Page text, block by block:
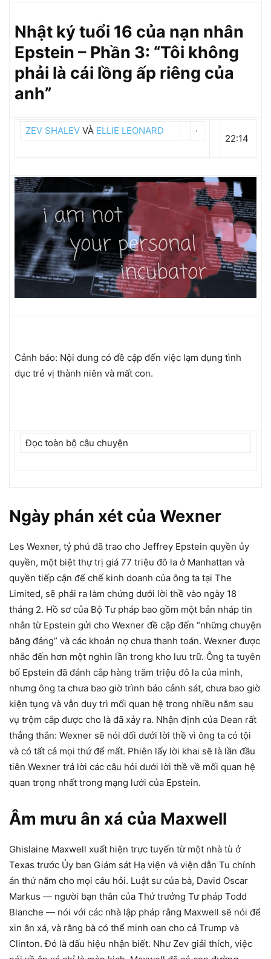
Nhật ký tuổi 16 của nạn nhân
Epstein – Phần 3: “Tôi không
phải là cái lồng ấp riêng của
anh”
ZEV SHALEV VÀ ELLIE LEONARD ·
22:14
Cảnh báo: Nội dung có đề cập đến việc lạm dụng tình
dục trẻ vị thành niên và mất con.
Đọc toàn bộ câu chuyện
Ngày phán xét của Wexner
Les Wexner, tỷ phú đã trao cho Jeffrey Epstein quyền ủy
quyền, một biệt thự trị giá 77 triệu đô la ở Manhattan và
quyền tiếp cận đế chế kinh doanh của ông ta tại The
Limited, sẽ phải ra làm chứng dưới lời thề vào ngày 18
tháng 2. Hồ sơ của Bộ Tư pháp bao gồm một bản nháp tin
nhắn từ Epstein gửi cho Wexner đề cập đến “những chuyện
băng đảng” và các khoản nợ chưa thanh toán. Wexner được
nhắc đến hơn một nghìn lần trong kho lưu trữ. Ông ta tuyên
bố Epstein đã đánh cắp hàng trăm triệu đô la của mình,
nhưng ông ta chưa bao giờ trình báo cảnh sát, chưa bao giờ
kiện tụng và vẫn duy trì mối quan hệ trong nhiều năm sau
vụ trộm cắp được cho là đã xảy ra. Nhận định của Dean rất
thẳng thắn: Wexner sẽ nói dối dưới lời thề vì ông ta có tội
và có tất cả mọi thứ để mất. Phiên lấy lời khai sẽ là lần đầu
tiên Wexner trả lời các câu hỏi dưới lời thề về mối quan hệ
quan trọng nhất trong mạng lưới của Epstein.
Âm mưu ân xá của Maxwell
Ghislaine Maxwell xuất hiện trực tuyến từ một nhà tù ở
Texas trước Ủy ban Giám sát Hạ viện và viện dẫn Tu chính
án thứ năm cho mọi câu hỏi. Luật sư của bà, David Oscar
Markus — người bạn thân của Thứ trưởng Tư pháp Todd
Blanche — nói với các nhà lập pháp rằng Maxwell sẽ nói để
xin ân xá, và rằng bà có thể minh oan cho cả Trump và
Clinton. Đó là dấu hiệu nhận biết. Như Zev giải thích, việc